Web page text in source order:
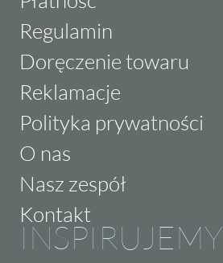
Regulamin
Doręczenie towaru
Reklamacje
Polityka prywatności
O nas
Nasz zespół
Kontakt
INSPIRUJEMY